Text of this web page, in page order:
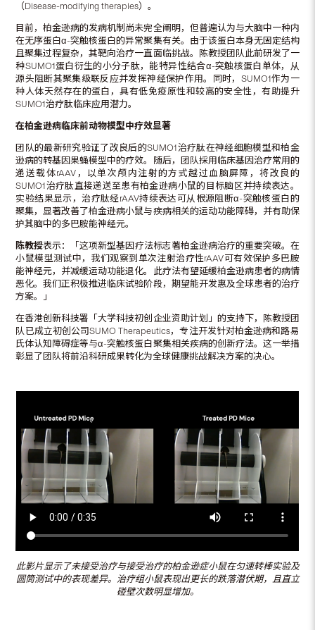
（Disease-modifying therapies）。
目前，柏金逊病的发病机制尚未完全阐明，但普遍认为与大脑中一种内
在无序蛋白α-突触核蛋白的异常聚集有关。由于该蛋白本身无固定结构
且聚集过程复杂，其靶向治疗一直面临挑战。陈教授团队此前研发了一
种SUMO1蛋白衍生的小分子肽，能特异性结合α-突触核蛋白单体，从
源头阻断其聚集级联反应并发挥神经保护作用。同时，SUMO1作为一
种人体天然存在的蛋白，具有低免疫原性和较高的安全性，有助提升
SUMO1治疗肽临床应用潜力。
在柏金逊病临床前动物模型中疗效显著
团队的最新研究验证了改良后的SUMO1治疗肽在神经细胞模型和柏金
逊病的转基因果蝇模型中的疗效。随后，团队採用临床基因治疗常用的
递送载体rAAV，以单次颅内注射的方式越过血脑屏障，将改良的
SUMO1治疗肽直接递送至患有柏金逊病小鼠的目标脑区并持续表达。
实验结果显示，治疗肽经rAAV持续表达可从根源阻断α-突触核蛋白的
聚集，显著改善了柏金逊病小鼠与疾病相关的运动功能障碍，并有助保
护其脑中的多巴胺能神经元。
陈教授表示：「这项新型基因疗法标志著柏金逊病治疗的重要突破。在
小鼠模型测试中，我们观察到单次注射治疗性rAAV可有效保护多巴胺
能神经元，并减缓运动功能退化。此疗法有望延缓柏金逊病患者的病情
恶化。我们正积极推进临床试验阶段，期望能开发惠及全球患者的治疗
方案。」
在香港创新科技署「大学科技初创企业资助计划」的支持下，陈教授团
队已成立初创公司SUMO Therapeutics，专注开发针对柏金逊病和路易
氏体认知障碍症等与α-突触核蛋白聚集相关疾病的创新疗法。这一举措
彰显了团队将前沿科研成果转化为全球健康挑战解决方案的决心。
此影片显示了未接受治疗与接受治疗的柏金逊症小鼠在匀速转棒实验及
圆筒测试中的表现差异。治疗组小鼠表现出更长的跌落潜伏期，且直立
碰壁次数明显增加。